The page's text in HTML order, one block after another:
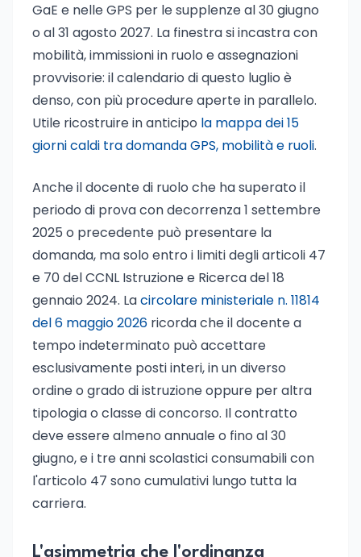
GaE e nelle GPS per le supplenze al 30 giugno
o al 31 agosto 2027. La finestra si incastra con
mobilità, immissioni in ruolo e assegnazioni
provvisorie: il calendario di questo luglio è
denso, con più procedure aperte in parallelo.
Utile ricostruire in anticipo la mappa dei 15
giorni caldi tra domanda GPS, mobilità e ruoli.
Anche il docente di ruolo che ha superato il
periodo di prova con decorrenza 1 settembre
2025 o precedente può presentare la
domanda, ma solo entro i limiti degli articoli 47
e 70 del CCNL Istruzione e Ricerca del 18
gennaio 2024. Lacircolare ministeriale n. 11814
del 6 maggio 2026 ricorda che il docente a
tempo indeterminato può accettare
esclusivamente posti interi, in un diverso
ordine o grado di istruzione oppure per altra
tipologia o classe di concorso. Il contratto
deve essere almeno annuale o fino al 30
giugno, e i tre anni scolastici consumabili con
l'articolo 47 sono cumulativi lungo tutta la
carriera.
L'asimmetria che l'ordinanza